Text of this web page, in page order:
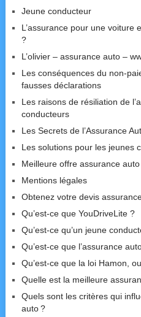
Jeune conducteur
L’assurance pour une voiture
?
L’olivier – assurance auto –
Les conséquences du non-
fausses déclarations
Les raisons de résiliation de
conducteurs
Les Secrets de l’Assurance
Les solutions pour les jeunes
Meilleure offre assurance
Mentions légales
Obtenez votre devis
Qu’est-ce que YouDriveLite ?
Qu’est-ce qu’un jeune
Qu’est-ce que l’assurance
Qu’est-ce que la loi Hamon,
Quelle est la meilleure
Quels sont les critères qui
auto ?